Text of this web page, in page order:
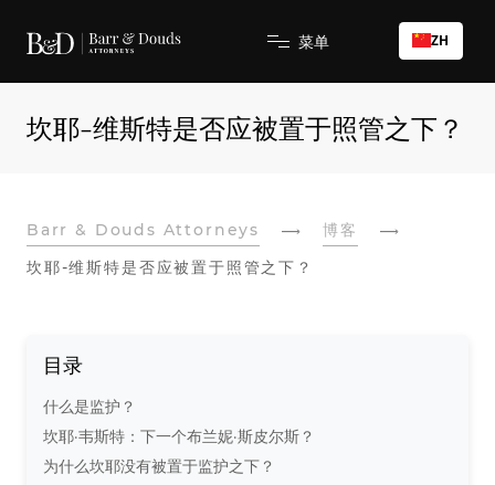
菜单 ZH
坎耶-维斯特是否应被置于照管之下？
Barr & Douds Attorneys
博客
坎耶-维斯特是否应被置于照管之下？
目录
什么是监护？
坎耶·韦斯特：下一个布兰妮·斯皮尔斯？
为什么坎耶没有被置于监护之下？